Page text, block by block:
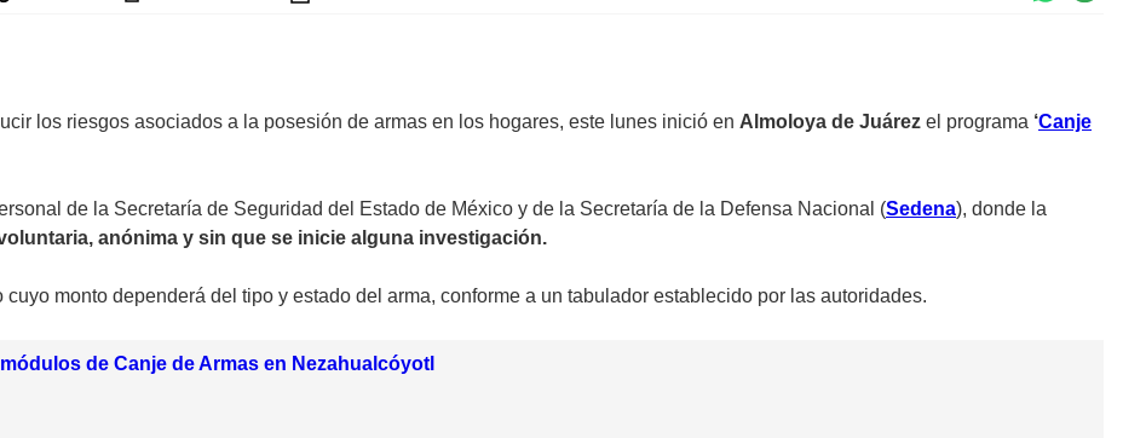
los riesgos asociados a la posesión de armas en los hogares, este lunes inició en Almoloya de Juárez el programa ‘Canje
de la Secretaría de Seguridad del Estado de México y de la Secretaría de la Defensa Nacional (Sedena), donde la
anónima y sin que se inicie alguna investigación.
monto dependerá del tipo y estado del arma, conforme a un tabulador establecido por las autoridades.
de Canje de Armas en Nezahualcóyotl